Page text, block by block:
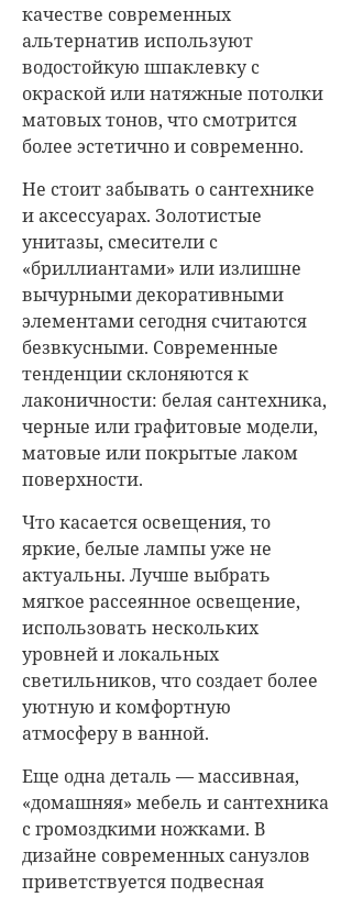
качестве современных
альтернатив используют
водостойкую шпаклевку с
окраской или натяжные потолки
матовых тонов, что смотрится
более эстетично и современно.
Не стоит забывать о сантехнике
и аксессуарах. Золотистые
унитазы, смесители с
«бриллиантами» или излишне
вычурными декоративными
элементами сегодня считаются
безвкусными. Современные
тенденции склоняются к
лаконичности: белая сантехника,
черные или графитовые модели,
матовые или покрытые лаком
поверхности.
Что касается освещения, то
яркие, белые лампы уже не
актуальны. Лучше выбрать
мягкое рассеянное освещение,
использовать нескольких
уровней и локальных
светильников, что создает более
уютную и комфортную
атмосферу в ванной.
Еще одна деталь — массивная,
«домашняя» мебель и сантехника
с громоздкими ножками. В
дизайне современных санузлов
приветствуется подвесная